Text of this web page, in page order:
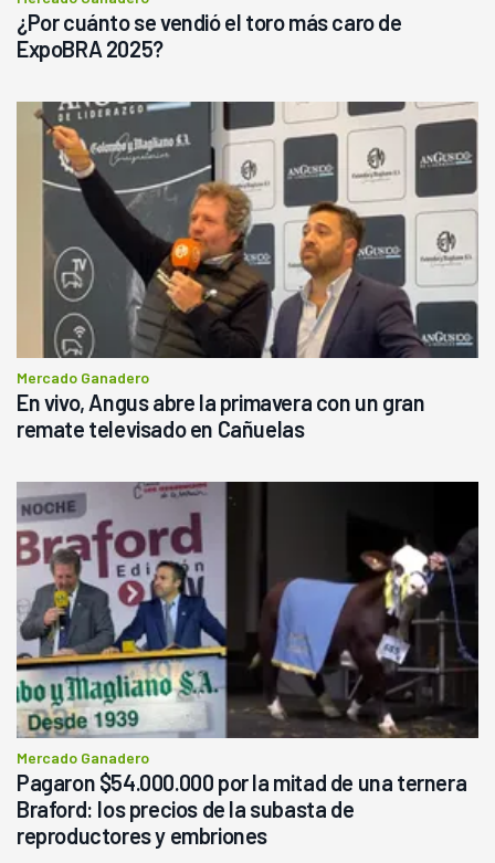
¿Por cuánto se vendió el toro más caro de
ExpoBRA 2025?
Mercado Ganadero
En vivo, Angus abre la primavera con un gran
remate televisado en Cañuelas
Mercado Ganadero
Pagaron $54.000.000 por la mitad de una ternera
Braford: los precios de la subasta de
reproductores y embriones